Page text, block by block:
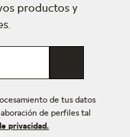
productos y
de tus datos
de perfiles tal
privacidad.